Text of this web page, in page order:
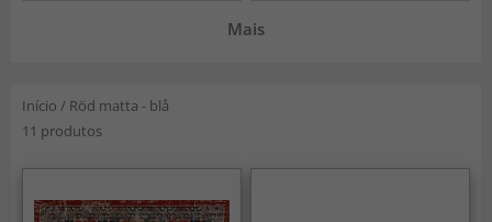
Mais
Início / Röd matta - blå
11 produtos